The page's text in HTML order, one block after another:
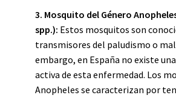
3. Mosquito del Género
spp.): Estos mosquitos son
transmisores del paludismo o
embargo, en España no existe
activa de esta enfermedad. Los
Anopheles se caracterizan por